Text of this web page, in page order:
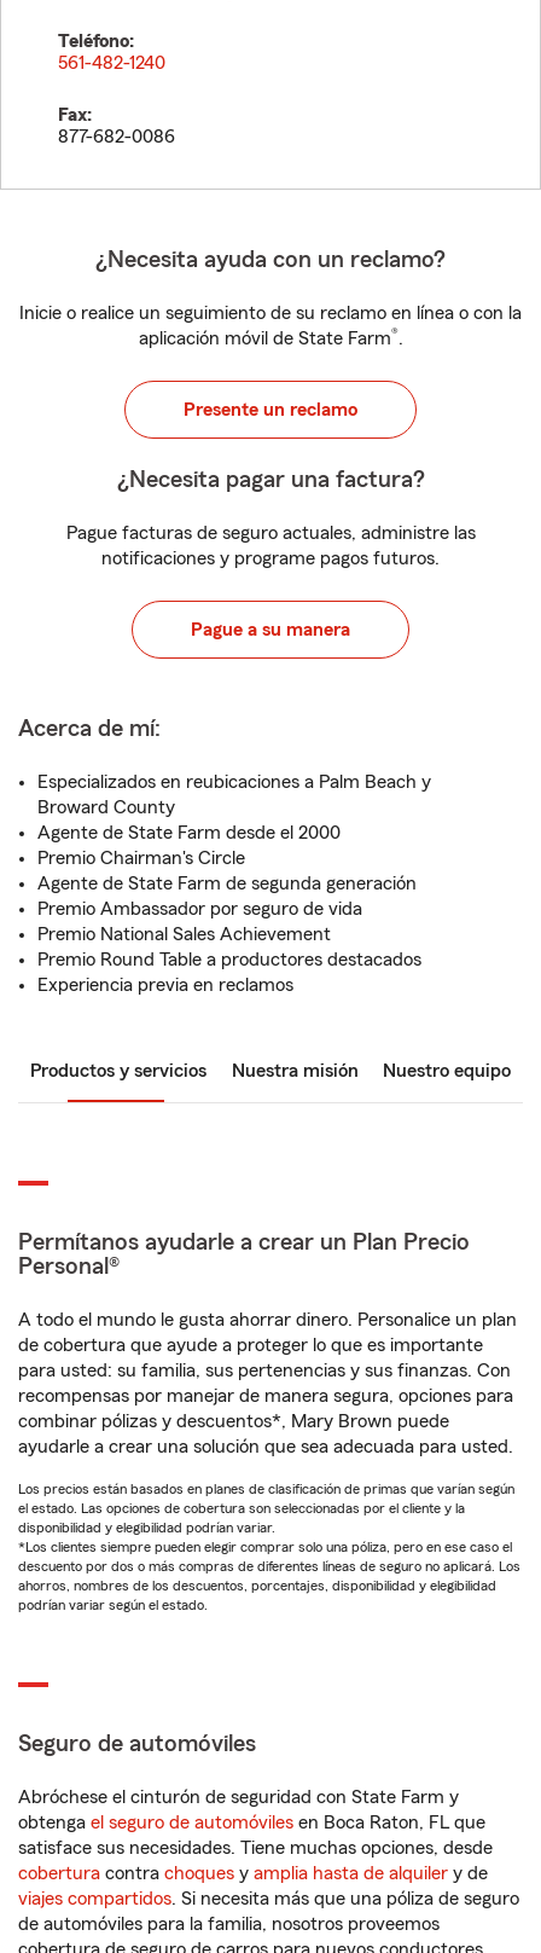
Teléfono:
561-482-1240
Fax:
877-682-0086
¿Necesita ayuda con un reclamo?
Inicie o realice un seguimiento de su reclamo en línea o con la
aplicación móvil de State Farm®.
Presente un reclamo
¿Necesita pagar una factura?
Pague facturas de seguro actuales, administre las
notificaciones y programe pagos futuros.
Pague a su manera
Acerca de mí:
Especializados en reubicaciones a Palm Beach y
Broward County
Agente de State Farm desde el 2000
Premio Chairman's Circle
Agente de State Farm de segunda generación
Premio Ambassador por seguro de vida
Premio National Sales Achievement
Premio Round Table a productores destacados
Experiencia previa en reclamos
Productos y servicios Nuestra misión Nuestro equipo
Permítanos ayudarle a crear un Plan Precio
Personal®
A todo el mundo le gusta ahorrar dinero. Personalice un plan
de cobertura que ayude a proteger lo que es importante
para usted: su familia, sus pertenencias y sus finanzas. Con
recompensas por manejar de manera segura, opciones para
combinar pólizas y descuentos*, Mary Brown puede
ayudarle a crear una solución que sea adecuada para usted.
Los precios están basados en planes de clasificación de primas que varían según
el estado. Las opciones de cobertura son seleccionadas por el cliente y la
disponibilidad y elegibilidad podrían variar.
*Los clientes siempre pueden elegir comprar solo una póliza, pero en ese caso el
descuento por dos o más compras de diferentes líneas de seguro no aplicará. Los
ahorros, nombres de los descuentos, porcentajes, disponibilidad y elegibilidad
podrían variar según el estado.
Seguro de automóviles
Abróchese el cinturón de seguridad con State Farm y
obtenga el seguro de automóviles en Boca Raton, FL que
satisface sus necesidades. Tiene muchas opciones, desde
cobertura contra choques y amplia hasta de alquiler y de
viajes compartidos. Si necesita más que una póliza de seguro
de automóviles para la familia, nosotros proveemos